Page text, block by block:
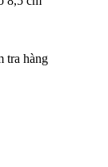
tra hàng